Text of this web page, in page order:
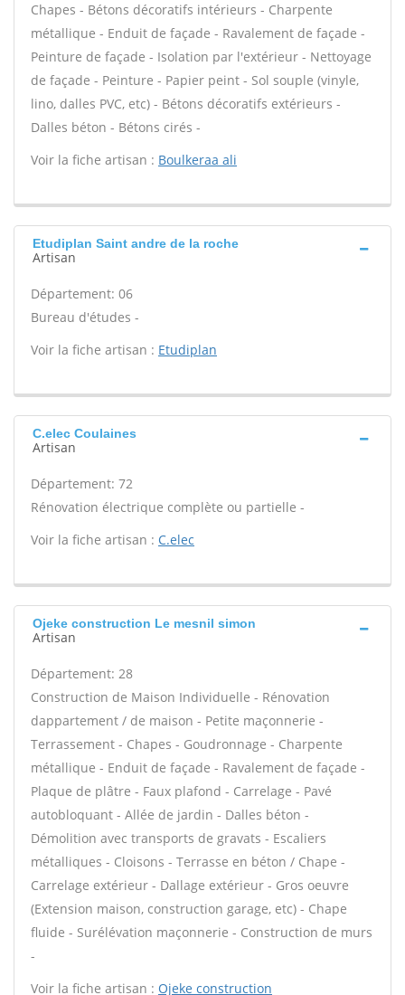
Chapes - Bétons décoratifs intérieurs - Charpente
métallique - Enduit de façade - Ravalement de façade -
Peinture de façade - Isolation par l'extérieur - Nettoyage
de façade - Peinture - Papier peint - Sol souple (vinyle,
lino, dalles PVC, etc) - Bétons décoratifs extérieurs -
Dalles béton - Bétons cirés -
Voir la fiche artisan : Boulkeraa ali
Etudiplan Saint andre de la roche
Artisan
Département: 06
Bureau d'études -
Voir la fiche artisan : Etudiplan
C.elec Coulaines
Artisan
Département: 72
Rénovation électrique complète ou partielle -
Voir la fiche artisan : C.elec
Ojeke construction Le mesnil simon
Artisan
Département: 28
Construction de Maison Individuelle - Rénovation
dappartement / de maison - Petite maçonnerie -
Terrassement - Chapes - Goudronnage - Charpente
métallique - Enduit de façade - Ravalement de façade -
Plaque de plâtre - Faux plafond - Carrelage - Pavé
autobloquant - Allée de jardin - Dalles béton -
Démolition avec transports de gravats - Escaliers
métalliques - Cloisons - Terrasse en béton / Chape -
Carrelage extérieur - Dallage extérieur - Gros oeuvre
(Extension maison, construction garage, etc) - Chape
fluide - Surélévation maçonnerie - Construction de murs
-
Voir la fiche artisan : Ojeke construction